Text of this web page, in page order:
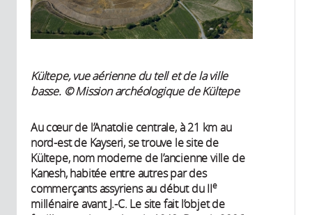
Kültepe, vue aérienne du tell et de la ville
basse. ​​© Mission archéologique de Kültepe
Au cœur de l’Anatolie centrale, à 21 km au
nord-est de Kayseri, se trouve le site de
Kültepe, nom moderne de l’ancienne ville de
Kanesh, habitée entre autres par des
commerçants assyriens au début du IIe
millénaire avant J.-C. Le site fait l’objet de